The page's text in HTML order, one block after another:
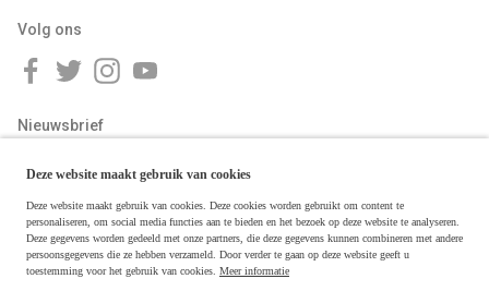
Volg ons
Nieuwsbrief
Deze website maakt gebruik van cookies
Deze website maakt gebruik van cookies. Deze cookies worden gebruikt om content te
personaliseren, om social media functies aan te bieden en het bezoek op deze website te analyseren.
Deze gegevens worden gedeeld met onze partners, die deze gegevens kunnen combineren met andere
persoonsgegevens die ze hebben verzameld. Door verder te gaan op deze website geeft u
toestemming voor het gebruik van cookies. Meer informatie